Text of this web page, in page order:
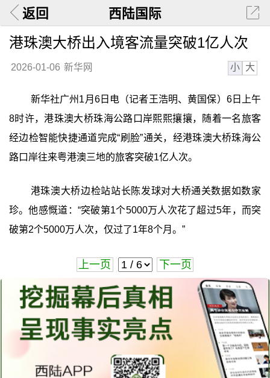
返回 西陆国际
港珠澳大桥出入境客流量突破1亿人次
2026-01-06 新华网 小 大
新华社广州1月6日电（记者王浩明、黄国保）6日上午
8时许，港珠澳大桥珠海公路口岸熙熙攘攘，随着一名旅客
经边检智能快捷通道完成“刷脸”通关，经港珠澳大桥珠海公
路口岸往来粤港澳三地的旅客突破1亿人次。
港珠澳大桥边检站站长陈发球对大桥通关数据如数家
珍。他感慨道：“突破第1个5000万人次花了超过5年，而突
破第2个5000万人次，仅过了1年8个月。”
上一页 下一页